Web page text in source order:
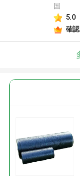
国
5.0
確